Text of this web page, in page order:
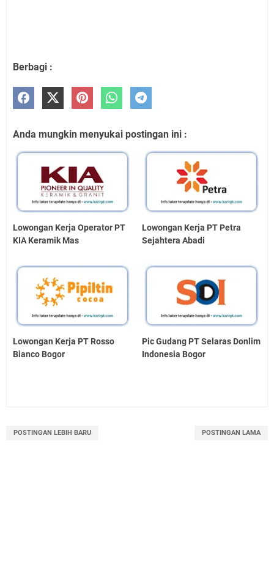
Berbagi :
Anda mungkin menyukai postingan ini :
Lowongan Kerja Operator PT
KIA Keramik Mas
Lowongan Kerja PT Petra
Sejahtera Abadi
Lowongan Kerja PT Rosso
Bianco Bogor
Pic Gudang PT Selaras Donlim
Indonesia Bogor
POSTINGAN LEBIH BARU POSTINGAN LAMA